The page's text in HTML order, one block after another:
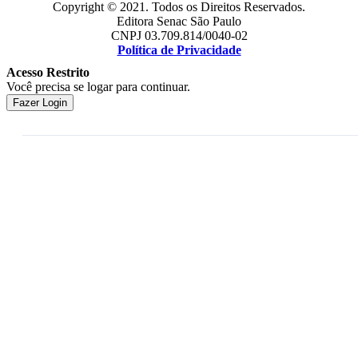
Copyright © 2021. Todos os Direitos Reservados.
Editora Senac São Paulo
CNPJ 03.709.814/0040-02
Política de Privacidade
Acesso Restrito
Você precisa se logar para continuar.
Fazer Login